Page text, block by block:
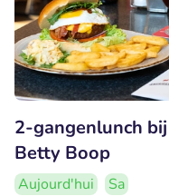
2-gangenlunch
Betty Boop
Aujourd'hui
Sa